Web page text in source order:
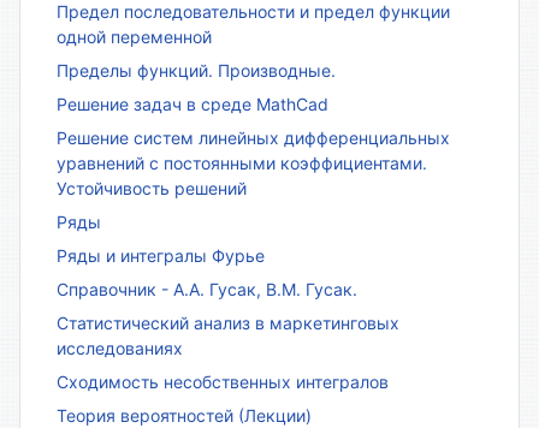
Предел последовательности и предел функции
одной переменной
Пределы функций. Производные.
Решение задач в среде MathCad
Решение систем линейных дифференциальных
уравнений с постоянными коэффициентами.
Устойчивость решений
Ряды
Ряды и интегралы Фурье
Справочник - А.А. Гусак, В.М. Гусак.
Статистический анализ в маркетинговых
исследованиях
Сходимость несобственных интегралов
Теория вероятностей (Лекции)